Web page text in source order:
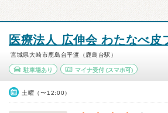
医療法人 広伸会 わたなべ皮
宮城県大崎市鹿島台平渡（鹿島台駅）
駐車場あり マイナ受付(スマホ可)
土曜（〜12:00）